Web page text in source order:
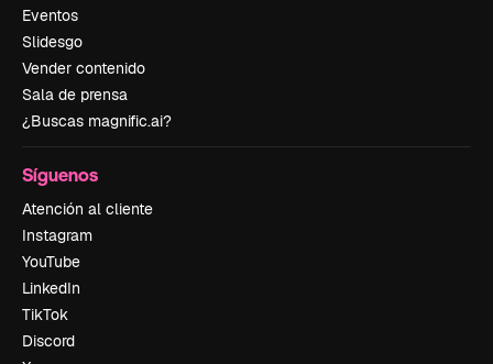
Eventos
Slidesgo
Vender contenido
Sala de prensa
¿Buscas magnific.ai?
Síguenos
Atención al cliente
Instagram
YouTube
LinkedIn
TikTok
Discord